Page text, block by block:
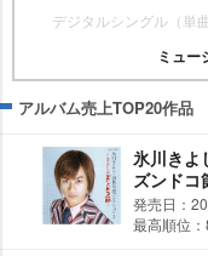
デジタルシングル（単曲
ミュ
アルバム売上TOP20作品
氷川きよ
ズンドコ
発売日：
最高順位